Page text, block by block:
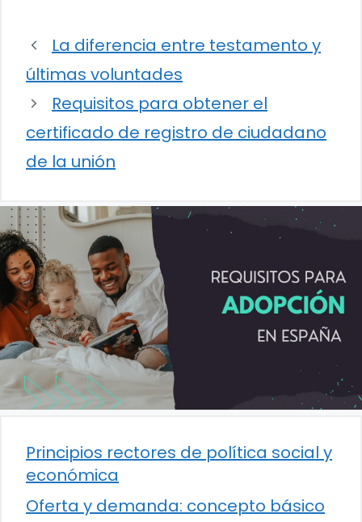
La diferencia entre testamento y
últimas voluntades
Requisitos para obtener el
certificado de registro de ciudadano
de la unión
Principios rectores de política social y
económica
Oferta y demanda: concepto básico